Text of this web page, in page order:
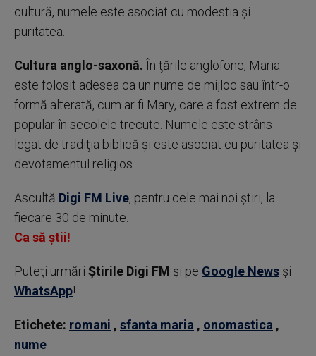
cultură, numele este asociat cu modestia şi
puritatea.
Cultura anglo-saxonă. În ţările anglofone, Maria
este folosit adesea ca un nume de mijloc sau într-o
formă alterată, cum ar fi Mary, care a fost extrem de
popular în secolele trecute. Numele este strâns
legat de tradiţia biblică şi este asociat cu puritatea şi
devotamentul religios.
Ascultă Digi FM Live, pentru cele mai noi știri, la
fiecare 30 de minute.
Ca să știi!
Puteţi urmări Știrile Digi FM şi pe Google News şi
WhatsApp!
Etichete: romani , sfanta maria , onomastica ,
nume